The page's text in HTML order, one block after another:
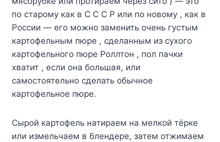
по старому как в С С С Р или по новому , как в
России — его можно заменить очень густым
картофельным пюре , сделанным из сухого
картофельного пюре Роллтон , пол пачки
хватит , если она большая, или
самостоятельно сделать обычное
картофельное пюре.
Сырой картофель натираем на мелкой тёрке
или измельчаем в блендере, затем отжимаем